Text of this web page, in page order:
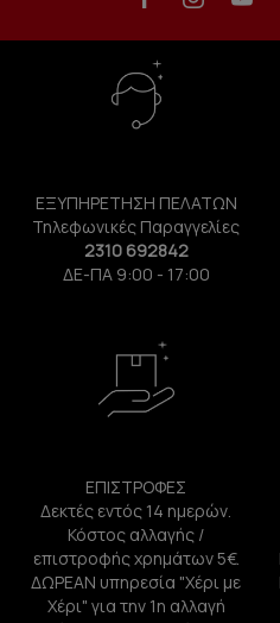
ΕΞΥΠΗΡΕΤΗΣΗ ΠΕΛΑΤΩΝ
Τηλεφωνικές Παραγγελίες
2310 692842
ΔΕ-ΠΑ 9:00 - 17:00
ΕΠΙΣΤΡΟΦΕΣ
Δεκτές εντός 14 ημερών.
Κόστος αλλαγής /
επιστροφής χρημάτων 5€.
ΔΩΡΕΑΝ υπηρεσία "Χέρι με
Χέρι" για την 1η αλλαγή